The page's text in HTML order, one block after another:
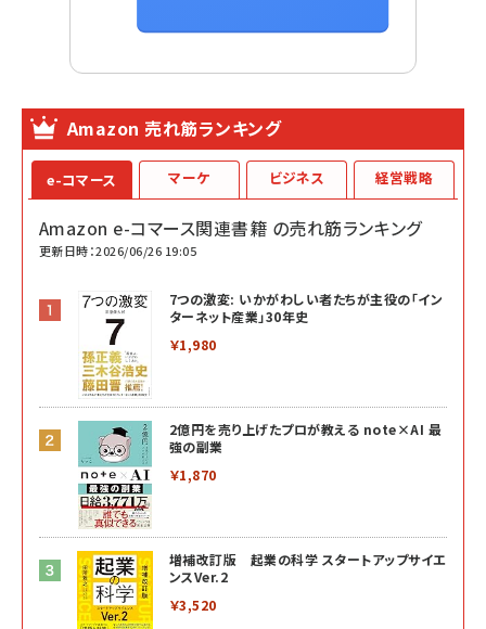
Amazon 売れ筋ランキング
e-コマース
Amazon e-コマース関連書籍 の売れ筋ランキング
更新日時：2026/06/26 19:05
7つの激変: いかがわしい者たちが主役の「イン
ターネット産業」30年史
￥1,980
2億円を売り上げたプロが教える note×AI 最
強の副業
￥1,870
増補改訂版 起業の科学 スタートアップサイエ
ンスVer.2
￥3,520
マーケ ビジネス 経営戦略